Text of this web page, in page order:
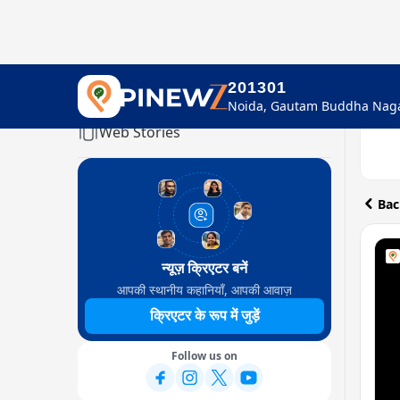
201301
Home
Web Stories
न्यूज़ क्रिएटर बनें
आपकी स्थानीय कहानियाँ, आपकी आवाज़
क्रिएटर के रूप में जुड़ें
Follow us on